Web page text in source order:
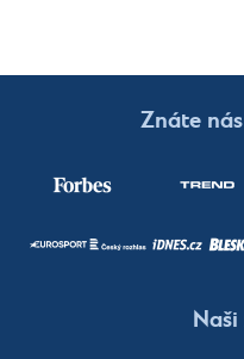
Znáte